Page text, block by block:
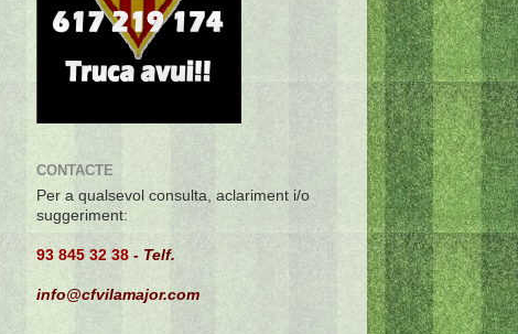
CONTACTE
Per a qualsevol consulta, aclariment i/o
suggeriment:
93 845 32 38 - Telf.
info@cfvilamajor.com